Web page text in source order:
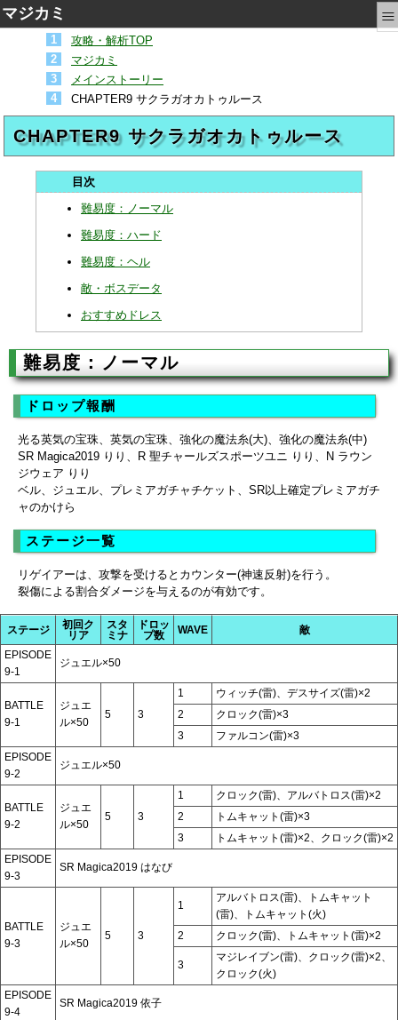
マジカミ ≡
攻略・解析TOP
マジカミ
メインストーリー
CHAPTER9 サクラガオカトゥルース
CHAPTER9 サクラガオカトゥルース
難易度：ノーマル
難易度：ハード
難易度：ヘル
敵・ボスデータ
おすすめドレス
難易度：ノーマル
ドロップ報酬
光る英気の宝珠、英気の宝珠、強化の魔法糸(大)、強化の魔法糸(中)
SR Magica2019 りり、R 聖チャールズスポーツユニ りり、N ラウン
ジウェア りり
ベル、ジュエル、プレミアガチャチケット、SR以上確定プレミアガチ
ャのかけら
ステージ一覧
リゲイアーは、攻撃を受けるとカウンター(神速反射)を行う。
裂傷による割合ダメージを与えるのが有効です。
ステージ
初回ク
リア
スタ
ミナ
ドロッ
プ数
WAVE
敵
EPISODE
9-1
ジュエル×50
BATTLE
9-1
ジュエ
ル×50
5 3
1
ウィッチ(雷)、デスサイズ(雷)×2
2
クロック(雷)×3
3
ファルコン(雷)×3
EPISODE
9-2
ジュエル×50
BATTLE
9-2
ジュエ
ル×50
5 3
1
クロック(雷)、アルバトロス(雷)×2
2
トムキャット(雷)×3
3
トムキャット(雷)×2、クロック(雷)×2
EPISODE
9-3
SR Magica2019 はなび
BATTLE
9-3
ジュエ
ル×50
5 3
1
アルバトロス(雷)、トムキャット
(雷)、トムキャット(火)
2
クロック(雷)、トムキャット(雷)×2
3
マジレイブン(雷)、クロック(雷)×2、
クロック(火)
EPISODE
9-4
SR Magica2019 依子